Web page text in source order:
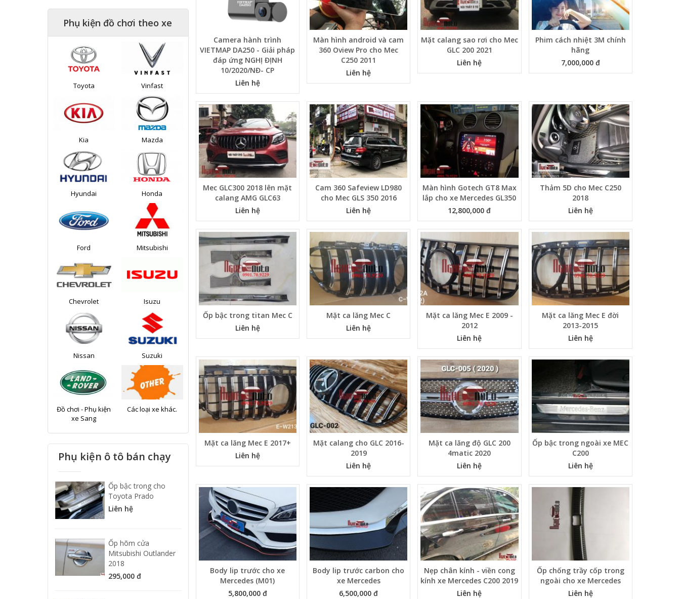
Phụ kiện đồ chơi theo xe
Toyota Vinfast
Kia Mazda
Hyundai Honda
Ford Mitsubishi
Chevrolet Isuzu
Nissan Suzuki
Đồ chơi - Phụ kiện
xe Sang
Các loại xe khác.
Phụ kiện ô tô bán chạy
Ốp bậc trong cho
Toyota Prado
Liên hệ
Ốp hõm cửa
Mitsubishi Outlander
2018
295,000 đ
Camera hành trình
VIETMAP DA250 - Giải pháp
đáp ứng NGHỊ ĐỊNH
10/2020/NĐ- CP
Liên hệ
Màn hình android và cam
360 Oview Pro cho Mec
C250 2011
Liên hệ
Mặt calang sao rơi cho Mec
GLC 200 2021
Liên hệ
Phim cách nhiệt 3M chính
hãng
7,000,000 đ
Mec GLC300 2018 lên mặt
calang AMG GLC63
Liên hệ
Cam 360 Safeview LD980
cho Mec GLS 350 2016
Liên hệ
Màn hình Gotech GT8 Max
lắp cho xe Mercedes GL350
12,800,000 đ
Thảm 5D cho Mec C250
2018
Liên hệ
Ốp bậc trong titan Mec C
Liên hệ
Mặt ca lăng Mec C
Liên hệ
Mặt ca lăng Mec E 2009 -
2012
Liên hệ
Mặt ca lăng Mec E đời
2013-2015
Liên hệ
Mặt ca lăng Mec E 2017+
Liên hệ
Mặt calang cho GLC 2016-
2019
Liên hệ
Mặt ca lăng độ GLC 200
4matic 2020
Liên hệ
Ốp bậc trong ngoài xe MEC
C200
Liên hệ
Body lip trước cho xe
Mercedes (M01)
5,800,000 đ
Body lip trước carbon cho
xe Mercedes
6,500,000 đ
Nẹp chân kính - viền cong
kính xe Mercedes C200 2019
Liên hệ
Ốp chống trầy cốp trong
ngoài cho xe Mercedes
Liên hệ